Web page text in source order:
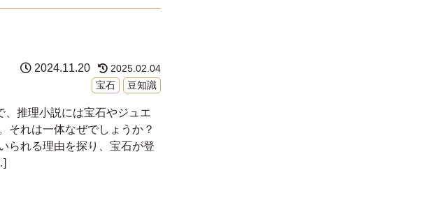
2024.11.20
2025.02.04
宝石
豆知識
、推理小説には宝石やジュエ
それは一体なぜでしょうか？
られる理由を探り、宝石が登